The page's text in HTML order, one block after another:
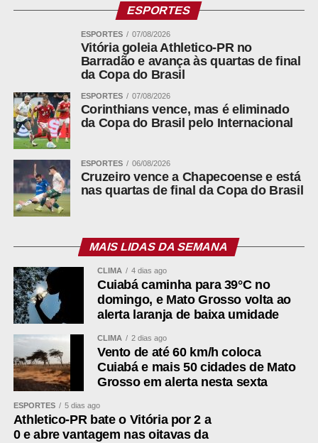
“Cada inconsistência não corrigida, cada valor não
arrecadado dentro desse intervalo, impacta diretamente a
capacidade de investimento do Município por décadas.
Estamos falando de um efeito que se estende até 2077”,
reforça Gelson.
Sustentabilidade fiscal como política pública
A estratégia adotada por Sorriso vai além da arrecadação
imediata. Trata-se da construção de uma política de
sustentabilidade fiscal, baseada em três pilares:
Qualidade dos dados fiscais
Uso intensivo de tecnologia
Conformidade e regularização dos contribuintes
“Garantir arrecadação eficiente hoje é garantir serviços
públicos amanhã. A sustentabilidade fiscal começa com
ESPORTES
ESPORTES 07/08/2026
Vitória goleia Athletico-PR no
Barradão e avança às quartas de final
da Copa do Brasil
ESPORTES 07/08/2026
Corinthians vence, mas é eliminado
da Copa do Brasil pelo Internacional
ESPORTES 06/08/2026
Cruzeiro vence a Chapecoense e está
nas quartas de final da Copa do Brasil
MAIS LIDAS DA SEMANA
CLIMA 4 dias ago
Cuiabá caminha para 39°C no
domingo, e Mato Grosso volta ao
alerta laranja de baixa umidade
CLIMA 2 dias ago
Vento de até 60 km/h coloca
Cuiabá e mais 50 cidades de Mato
Grosso em alerta nesta sexta
ESPORTES 5 dias ago
Athletico-PR bate o Vitória por 2 a
0 e abre vantagem nas oitavas da